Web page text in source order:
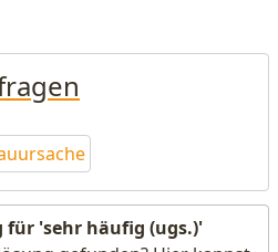
für 'sehr häufig (ugs.)'